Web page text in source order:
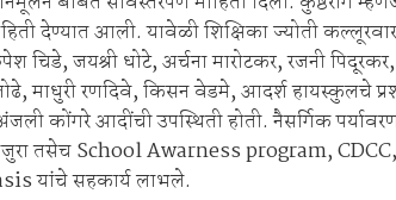
देण्यात आली. यावेळी शिक्षिका ज्योती
चिडे, जयश्री धोटे, अर्चना मारोटकर, रजनी
माधुरी रणदिवे, किसन वेडमे, आदर्श हायस्कुलचे
कोंगरे आदींची उपस्थिती होती. नैसर्गिक
तसेच School Awarness program,
यांचे सहकार्य लाभले.